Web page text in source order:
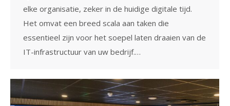
elke organisatie, zeker in de huidige digitale tijd.
Het omvat een breed scala aan taken die
essentieel zijn voor het soepel laten draaien van de
IT-infrastructuur van uw bedrijf.…